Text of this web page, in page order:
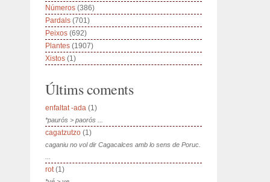
Números (386)
Pardals (701)
Peixos (692)
Plantes (1907)
Xistos (1)
Últims coments
enfaltat -ada (1)
*paurós > paorós ...
cagatzutzo (1)
caganiu no vol dir Cagacalces amb lo sens de Poruc.
rot(1)